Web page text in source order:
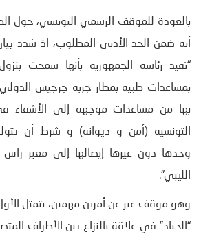
بالعودة للموقف الرسمي التونسي، حول
أنه ضمن الحد الأدنى المطلوب، اذ شدد
“تفيد رئاسة الجمهورية بأنها سمحت
بمساعدات طبية بمطار جربة جرجيس
بها من مساعدات موجهة إلى الأشقاء
التونسية (أمن و ديوانة) و شرط أن
وحدها دون غيرها إيصالها إلى معبر راس
الليبي”.
وهو موقف عبر عن أمرين مهمين، يتمثل
“الحياد” في علاقة بالنزاع بين الأطراف